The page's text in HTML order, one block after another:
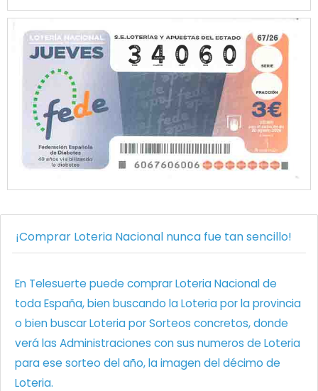
¡Comprar Loteria Nacional nunca fue tan sencillo!
En Telesuerte puede comprar Loteria Nacional de
toda España, bien buscando la Loteria por la provincia
o bien buscar Loteria por Sorteos concretos, donde
verá las Administraciones con sus numeros de Loteria
para ese sorteo del año, la imagen del décimo de
Loteria.